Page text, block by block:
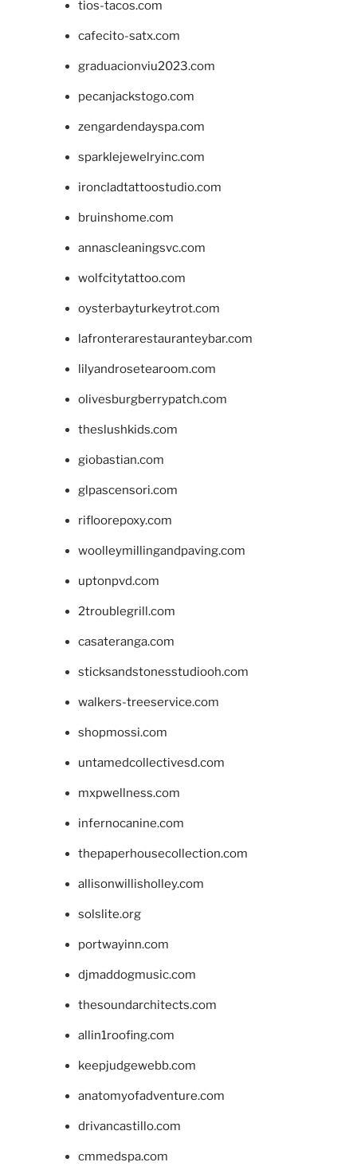
tios-tacos.com
cafecito-satx.com
graduacionviu2023.com
pecanjackstogo.com
zengardendayspa.com
sparklejewelryinc.com
ironcladtattoostudio.com
bruinshome.com
annascleaningsvc.com
wolfcitytattoo.com
oysterbayturkeytrot.com
lafronterarestauranteybar.com
lilyandrosetearoom.com
olivesburgberrypatch.com
theslushkids.com
giobastian.com
glpascensori.com
rifloorepoxy.com
woolleymillingandpaving.com
uptonpvd.com
2troublegrill.com
casateranga.com
sticksandstonesstudiooh.com
walkers-treeservice.com
shopmossi.com
untamedcollectivesd.com
mxpwellness.com
infernocanine.com
thepaperhousecollection.com
allisonwillisholley.com
solslite.org
portwayinn.com
djmaddogmusic.com
thesoundarchitects.com
allin1roofing.com
keepjudgewebb.com
anatomyofadventure.com
drivancastillo.com
cmmedspa.com